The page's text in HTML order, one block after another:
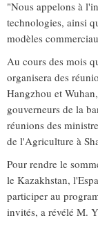
"Nous appelons à
technologies, ainsi
modèles
Au cours des mois
organisera des
Hangzhou et
gouverneurs de la
réunions des
de l'Agriculture à
Pour rendre le
le Kazakhstan,
participer au
invités, a révélé M.